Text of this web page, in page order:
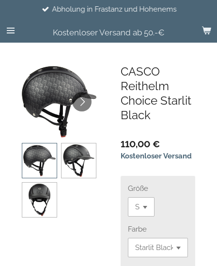
springen
Kostenloser Versand ab 50.-€
Abholung in Frastanz und Hohenems
CASCO
Reithelm
Choice Starlit
Black
110,00 €
Kostenloser Versand
Größe
Farbe